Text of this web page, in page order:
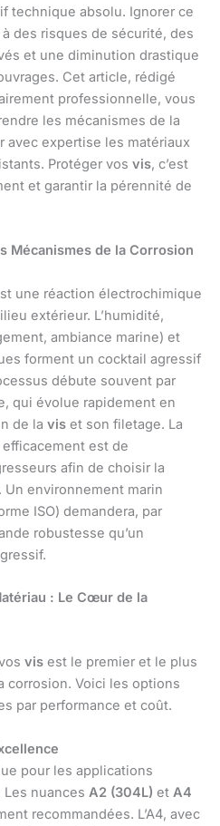
technique absolu. Ignorer ce
à des risques de sécurité, des
et une diminution drastique
Cet article, rédigé
professionnelle, vous
les mécanismes de la
expertise les matériaux
Protéger vos vis, c’est
et garantir la pérennité de
Mécanismes de la Corrosion
une réaction électrochimique
extérieur. L’humidité,
ambiance marine) et
forment un cocktail agressif
débute souvent par
qui évolue rapidement en
de la vis et son filetage. La
est de
afin de choisir la
environnement marin
ISO) demandera, par
robustesse qu’un
: Le Cœur de la
vis est le premier et le plus
corrosion. Voici les options
par performance et coût.
pour les applications
nuances A2 (304L) et A4
recommandées. L’A4, avec